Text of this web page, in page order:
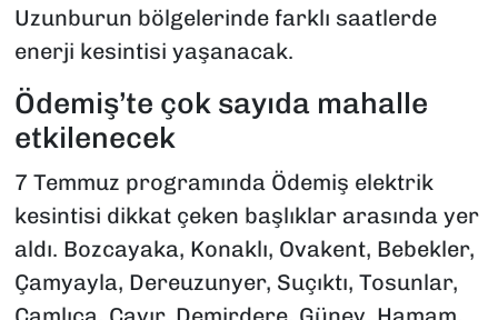
Uzunburun bölgelerinde farklı saatlerde
enerji kesintisi yaşanacak.
Ödemiş’te çok sayıda mahalle
etkilenecek
7 Temmuz programında Ödemiş elektrik
kesintisi dikkat çeken başlıklar arasında yer
aldı. Bozcayaka, Konaklı, Ovakent, Bebekler,
Çamyayla, Dereuzunyer, Suçıktı, Tosunlar,